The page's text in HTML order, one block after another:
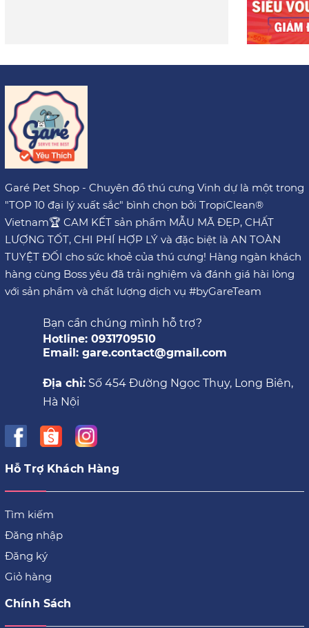
Garé Pet Shop - Chuyên đồ thú cưng Vinh dự là một trong
"TOP 10 đại lý xuất sắc" bình chọn bởi TropiClean®
Vietnam🏆 CAM KẾT sản phẩm MẪU MÃ ĐẸP, CHẤT
LƯỢNG TỐT, CHI PHÍ HỢP LÝ và đặc biệt là AN TOÀN
TUYỆT ĐỐI cho sức khoẻ của thú cưng! Hàng ngàn khách
hàng cùng Boss yêu đã trải nghiệm và đánh giá hài lòng
với sản phẩm và chất lượng dịch vụ #byGareTeam
Bạn cần chúng mình hỗ trợ?
Hotline: 0931709510
Email: gare.contact@gmail.com
Địa chỉ: Số 454 Đường Ngọc Thụy, Long Biên,
Hà Nội
Hỗ Trợ Khách Hàng
Tìm kiếm
Đăng nhập
Đăng ký
Giỏ hàng
Chính Sách